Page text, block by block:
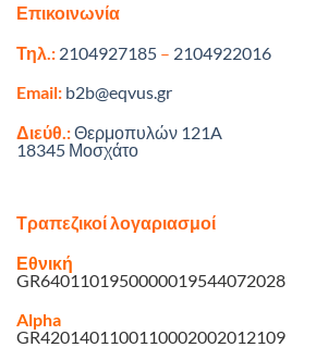
Επικοινωνία
Τηλ.: 2104927185 – 2104922016
Email: b2b@eqvus.gr
Διεύθ.:Θερμοπυλών 121A
18345 Μοσχάτο
Τραπεζικοί λογαριασμοί
Εθνική
GR6401101950000019544072028
Alpha
GR4201401100110002002012109